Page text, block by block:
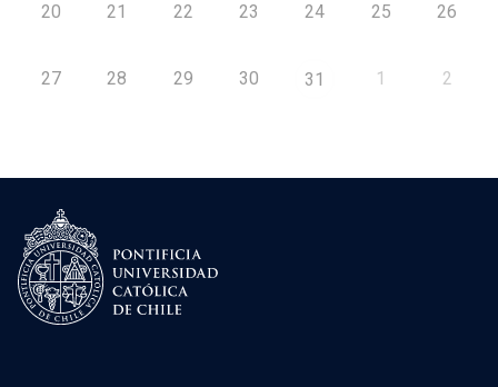
20 21 22 23 24 25 26
27 28 29 30 31 1 2